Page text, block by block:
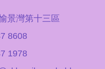
景灣第十三區
8608
1978